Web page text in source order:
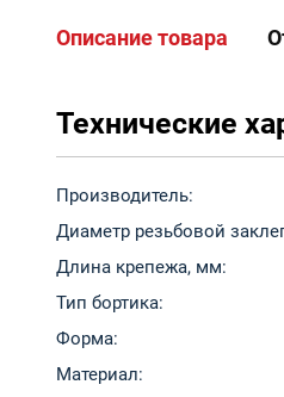
Описание товара
Технические
Производитель:
Диаметр резьбовой
Длина крепежа, мм:
Тип бортика:
Форма:
Материал: